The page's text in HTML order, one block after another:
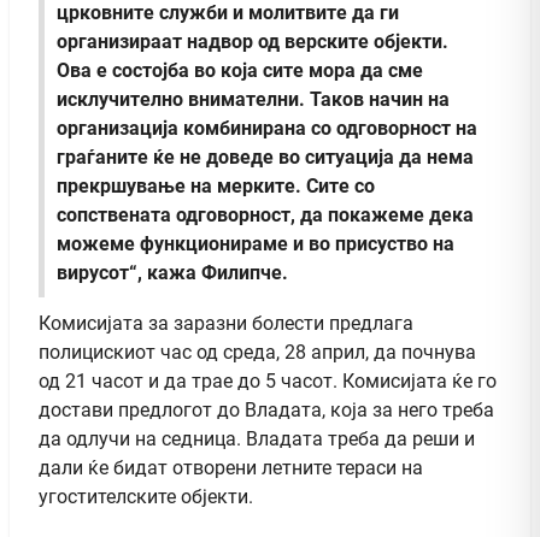
црковните служби и молитвите да ги
организираат надвор од верските објекти.
Ова е состојба во која сите мора да сме
исклучително внимателни. Таков начин на
организација комбинирана со одговорност на
граѓаните ќе не доведе во ситуација да нема
прекршување на мерките. Сите со
сопствената одговорност, да покажеме дека
можеме функционираме и во присуство на
вирусот“, кажа Филипче.
Комисијата за заразни болести предлага
полицискиот час од среда, 28 април, да почнува
од 21 часот и да трае до 5 часот. Комисијата ќе го
достави предлогот до Владата, која за него треба
да одлучи на седница. Владата треба да реши и
дали ќе бидат отворени летните тераси на
угостителските објекти.